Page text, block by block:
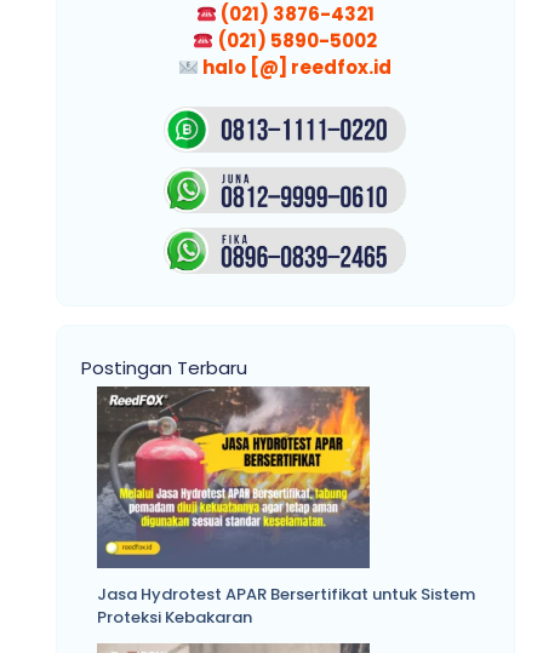
(021) 3876-4321
(021) 5890-5002
halo [@] reedfox.id
Postingan Terbaru
Jasa Hydrotest APAR Bersertifikat untuk Sistem
Proteksi Kebakaran